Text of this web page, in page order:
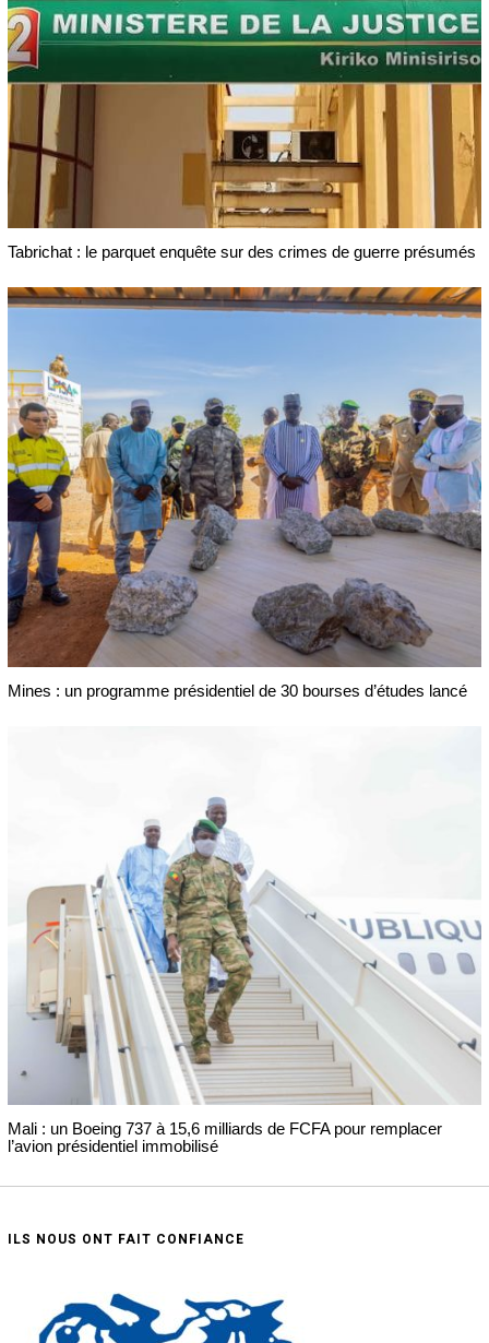
Tabrichat : le parquet enquête sur des crimes de guerre présumés
Mines : un programme présidentiel de 30 bourses d’études lancé
Mali : un Boeing 737 à 15,6 milliards de FCFA pour remplacer
l’avion présidentiel immobilisé
ILS NOUS ONT FAIT CONFIANCE